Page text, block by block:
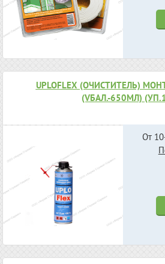
UPLOFLEX (ОЧИСТИТЕЛЬ)
(VБАЛ.-650МЛ)
От